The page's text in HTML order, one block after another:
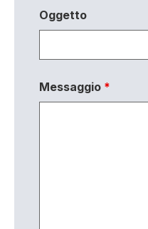
Oggetto
Messaggio *